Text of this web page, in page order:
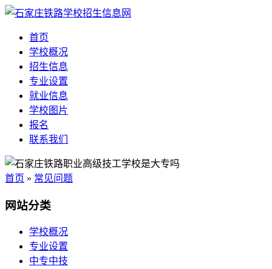
首页
学校概况
招生信息
专业设置
就业信息
学校图片
报名
联系我们
首页 » 常见问题
网站分类
学校概况
专业设置
中专中技